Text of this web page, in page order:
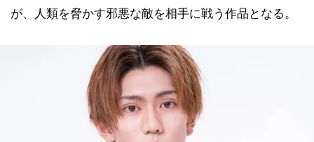
が、人類を脅かす邪悪な敵を相手に戦う作品となる。